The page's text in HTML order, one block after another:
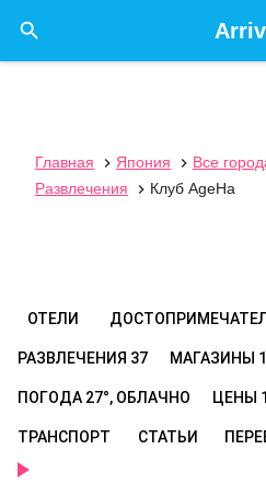

Главная  Япония  Все
Развлечения
 Клуб AgeHa
ОТЕЛИ
РАЗВЛЕЧЕНИЯ 37 МАГАЗИНЫ
ПОГОДА 27°, ОБЛАЧНО ЦЕНЫ
ТРАНСПОРТ СТАТЬИ
